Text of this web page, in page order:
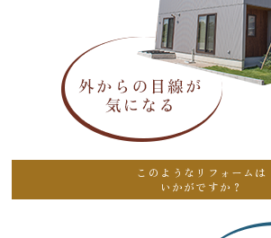
このようなリフォームは
いかがですか？